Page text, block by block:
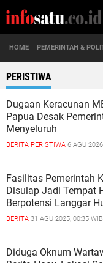
HOME PEMERINTAH &
PERISTIWA
Dugaan Keracunan
Papua Desak
Menyeluruh
BERITA PERISTIWA 6 AGU
Fasilitas Pemerintah
Disulap Jadi Tempat
Berpotensi Langgar
BERITA 31 AGU 2025, 00:35 WIB
Diduga Oknum